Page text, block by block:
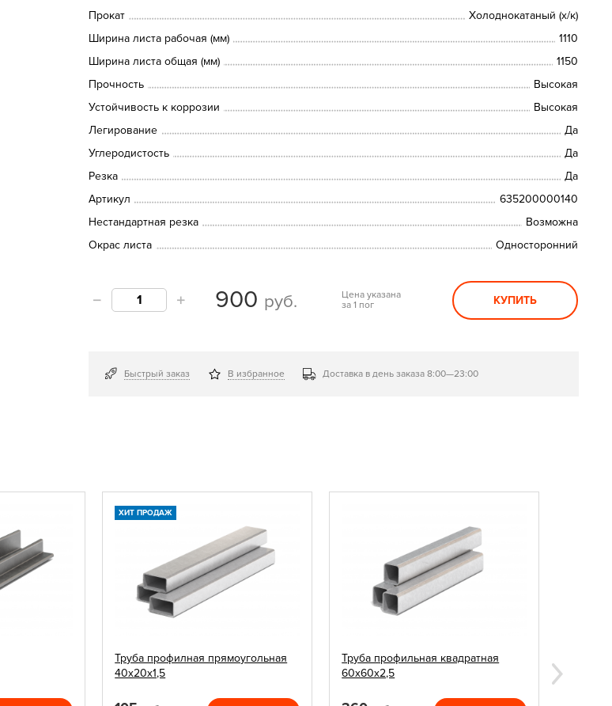
Прокат
Холоднокатаный (х/к)
Ширина листа рабочая (мм)
1110
Ширина листа общая (мм)
1150
Прочность
Высокая
Устойчивость к коррозии
Высокая
Легирование
Да
Углеродистость
Да
Резка
Да
Артикул
635200000140
Нестандартная резка
Возможна
Окрас листа
Односторонний
900 руб.
Цена указана
за 1 пог
КУПИТЬ
Быстрый заказ В избранное Доставка в день заказа 8:00—23:00
ХИТ ПРОДАЖ
Труба профилная прямоугольная
40х20х1,5
Труба профильная квадратная
60х60х2,5